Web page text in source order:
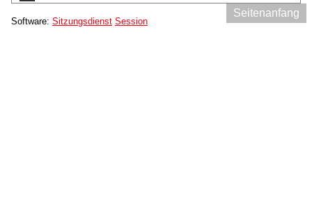
Seitenanfang
Software: Sitzungsdienst Session